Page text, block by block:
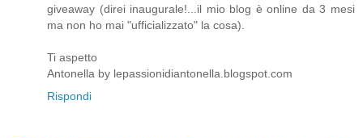
giveaway (direi inaugurale!...il mio blog è online da 3 mesi
ma non ho mai "ufficializzato" la cosa).
Ti aspetto
Antonella by lepassionidiantonella.blogspot.com
Rispondi